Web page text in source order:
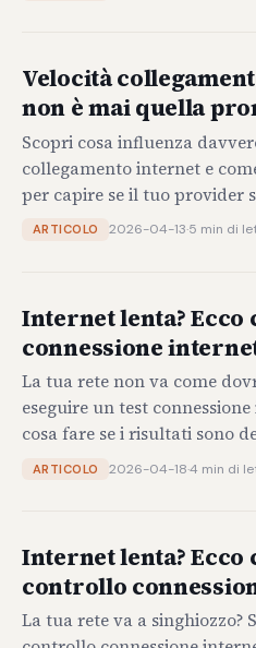
Velocità
non è mai quella
Scopri cosa influenza
collegamento internet e
per capire se il tuo provider
ARTICOLO 2026-04-13·5 min di
Internet lenta? Ecco
connessione
La tua rete non va come
eseguire un test
cosa fare se i risultati sono
ARTICOLO 2026-04-18·4 min di
Internet lenta? Ecco
controllo
La tua rete va a singhiozzo?